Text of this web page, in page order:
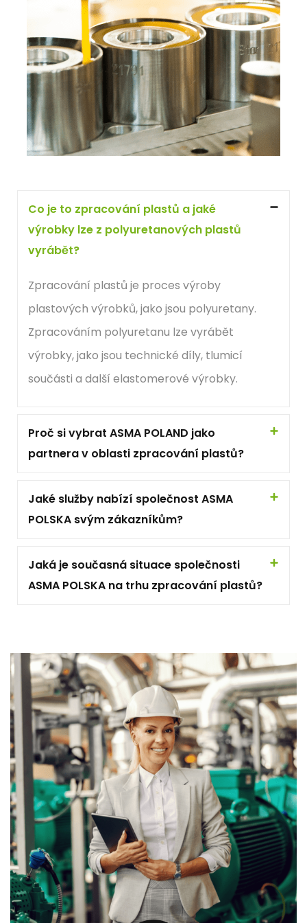
vysoká odolnost proti řezání, oděru a deformaci,
vysoká odolnost vůči kontaktu s mnoha
chemikáliemi a jinými agresivními médii,
schopnost pracovat v širokém rozsahu teplot,
vynikající odolnost proti stárnutí.
Polyuretanové válečky - naše
Maximální polyuretanová hřídel, kterou můžeme
opracovat, má průměr 820 mm a délku 4000 mm a
Pokud nejsme schopni polyuretanovou hřídel obrobit
ve společnosti ASMA, zadáváme tyto operace
externím dodavatelům. V případě potřeby můžeme
hřídel také vyvážit.
Pokud vás zajímá naše nabídka pogumování
technické poradce.
Polyuretanový PUR váleček -
Aplikace polyuretanových
detailů
výrobních linkách. Vyznačují se velmi dobrými
mechanickými vlastnostmi a vysokou odolností proti
uvnitř součásti. V neposlední řadě je polyuretan
odolný vůči procesům stárnutí. V tomto ohledu
funguje mnohem lépe než válečky vyrobené z jiných
typů materiálů.
Váleček z polyuretanu je detail, který může mít i
velmi příznivé chemické vlastnosti. Díly z něj
vyrobené jsou odolné vůči nízkým i relativně
vysokým teplotám. Navíc odolávají přímému
působení agresivních chemických látek, jako jsou
tuky, kyseliny a sloučeniny s poměrně širokým
rozsahem pH.
Co je to zpracování plastů a jaké
výrobky lze z polyuretanových plastů
vyrábět?
Zpracování plastů je proces výroby
plastových výrobků, jako jsou polyuretany.
Zpracováním polyuretanu lze vyrábět
výrobky, jako jsou technické díly, tlumicí
součásti a další elastomerové výrobky.
Proč si vybrat ASMA POLAND jako
partnera v oblasti zpracování plastů?
Jaké služby nabízí společnost ASMA
POLSKA svým zákazníkům?
Jaká je současná situace společnosti
ASMA POLSKA na trhu zpracování plastů?